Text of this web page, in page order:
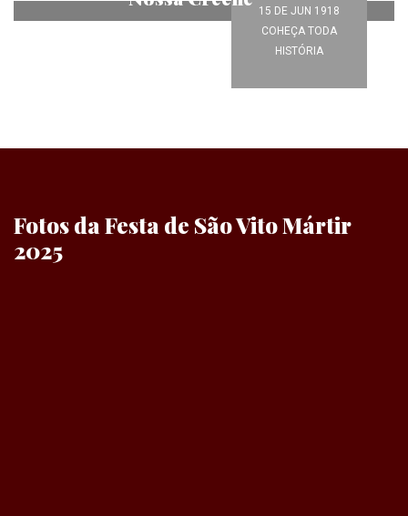
15 DE JUN 1918
COHEÇA TODA
HISTÓRIA
Fotos da Festa de São Vito Mártir
2025